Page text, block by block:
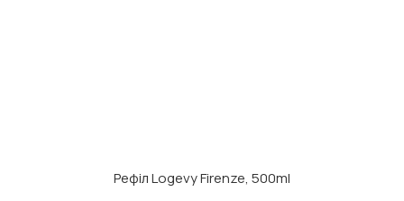
Рефіл Logevy Firenze, 500ml